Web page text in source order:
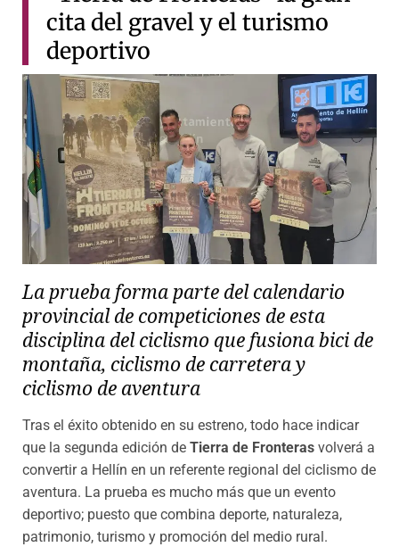
cita del gravel y el turismo
deportivo
La prueba forma parte del calendario
provincial de competiciones de esta
disciplina del ciclismo que fusiona bici de
montaña, ciclismo de carretera y
ciclismo de aventura
Tras el éxito obtenido en su estreno, todo hace indicar
que la segunda edición de Tierra de Fronteras volverá a
convertir a Hellín en un referente regional del ciclismo de
aventura. La prueba es mucho más que un evento
deportivo; puesto que combina deporte, naturaleza,
patrimonio, turismo y promoción del medio rural.